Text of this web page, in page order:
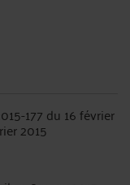
177 du 16 février
2015